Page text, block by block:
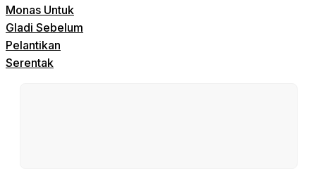
Monas Untuk
Gladi Sebelum
Pelantikan
Serentak